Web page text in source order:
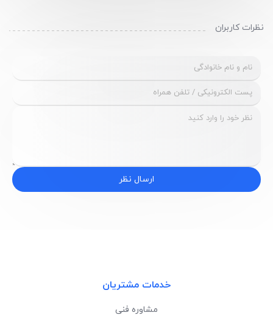
نظرات کاربران
ارسال نظر
خدمات مشتریان
مشاوره فنی